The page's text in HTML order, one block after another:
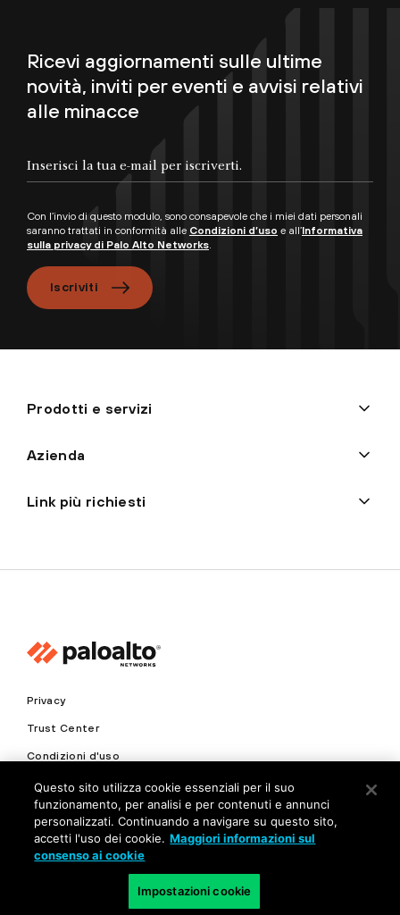
Ricevi aggiornamenti sulle ultime
novità, inviti per eventi e avvisi relativi
alle minacce
Con l’invio di questo modulo, sono consapevole che i miei dati personali
saranno trattati in conformità alle Condizioni d’uso e all’Informativa
sulla privacy di Palo Alto Networks
Iscriviti
Prodotti e servizi
Azienda
Link più richiesti
Privacy
Trust Center
Condizioni d'uso
Documenti
Copyright © 2026 Palo Alto Networks. Tutti i diritti riservati
Questo sito utilizza cookie essenziali per il suo
funzionamento, per analisi e per contenuti e annunci
personalizzati. Continuando a navigare su questo sito,
accetti l'uso dei cookie. Maggiori informazioni sul
consenso ai cookie
Impostazioni cookie